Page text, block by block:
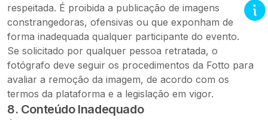
respeitada. É proibida a publicação de imagens
constrangedoras, ofensivas ou que exponham de
forma inadequada qualquer participante do evento.
Se solicitado por qualquer pessoa retratada, o
fotógrafo deve seguir os procedimentos da Fotto para
avaliar a remoção da imagem, de acordo com os
termos da plataforma e a legislação em vigor.
8. Conteúdo Inadequado